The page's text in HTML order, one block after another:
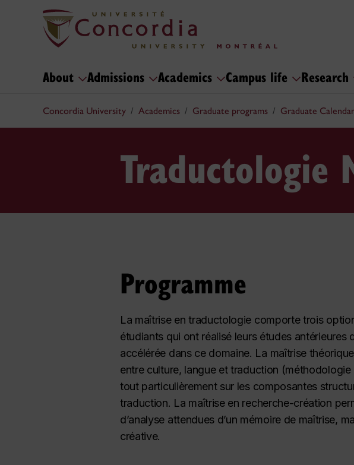
About Admissions Academics Campus life Research
Concordia University Academics Graduate programs Graduate Calendar
Traductologie
Programme
La maîtrise en traductologie comporte trois
étudiants qui ont réalisé leurs études
accélérée dans ce domaine. La maîtrise
entre culture, langue et traduction
tout particulièrement sur les composantes
traduction. La maîtrise en recherche-création
d’analyse attendues d’un mémoire de maîtrise,
créative.